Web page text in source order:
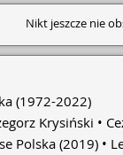
Nikt jeszcze nie
(1972-2022)
Krysiński
Polska(2019)